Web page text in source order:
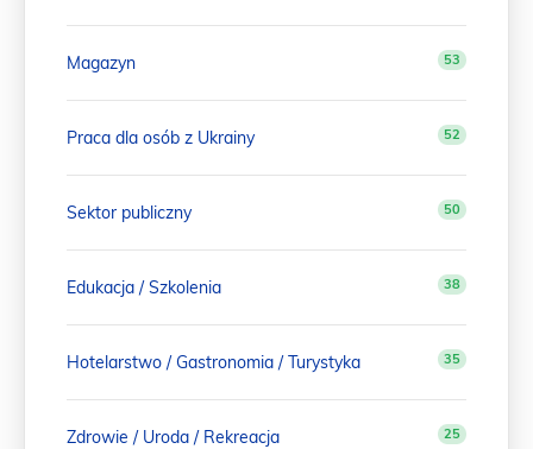
Magazyn 53
Praca dla osób z Ukrainy 52
Sektor publiczny 50
Edukacja / Szkolenia 38
Hotelarstwo / Gastronomia / Turystyka 35
Zdrowie / Uroda / Rekreacja 25